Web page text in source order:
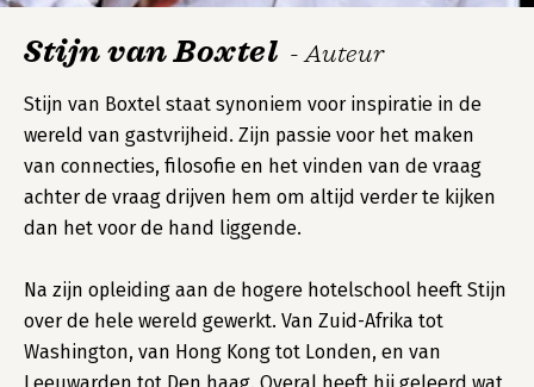
Stijn van Boxtel - Auteur
Stijn van Boxtel staat synoniem voor inspiratie in de
wereld van gastvrijheid. Zijn passie voor het maken
van connecties, filosofie en het vinden van de vraag
achter de vraag drijven hem om altijd verder te kijken
dan het voor de hand liggende.
Na zijn opleiding aan de hogere hotelschool heeft Stijn
over de hele wereld gewerkt. Van Zuid-Afrika tot
Washington, van Hong Kong tot Londen, en van